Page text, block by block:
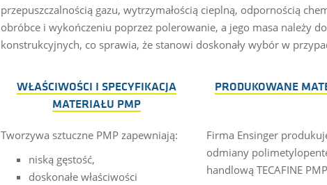
przepuszczalnością gazu, wytrzymałością cieplną, odpornością
obróbce i wykończeniu poprzez polerowanie, a jego masa należy
konstrukcyjnych, co sprawia, że stanowi doskonały wybór w
WŁAŚCIWOŚCI I SPECYFIKACJA
MATERIAŁU PMP
Tworzywa sztuczne PMP zapewniają:
niską gęstość,
doskonałe właściwości
PRODUKOWANE
Firma Ensinger
odmiany
handlową TECAFINE